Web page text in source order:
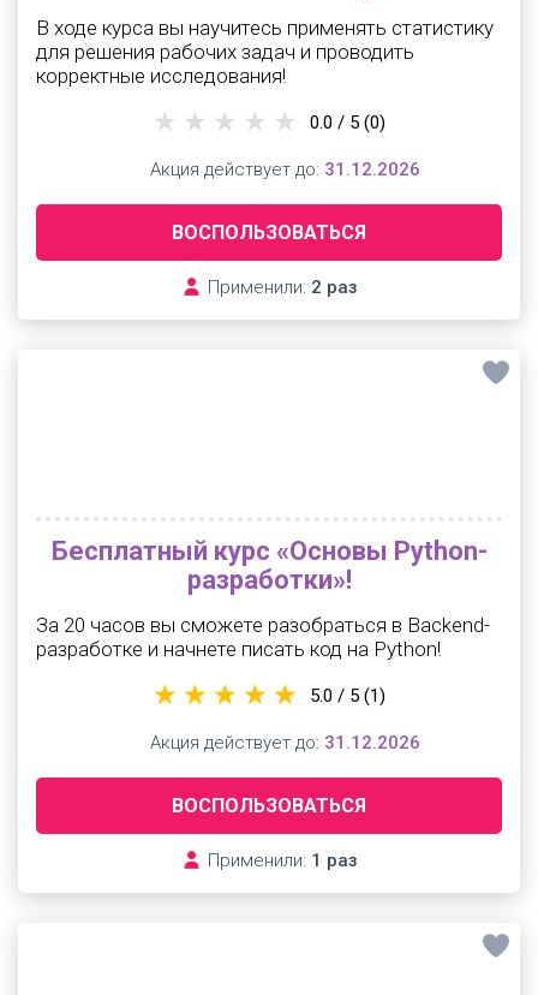
В ходе курса вы научитесь применять статистику
для решения рабочих задач и проводить
корректные исследования!
ВОСПОЛЬЗОВАТЬСЯ
Применили: 2 раз
0.0 / 5 (0)
Акция действует до: 31.12.2026
Бесплатный курс «Основы Python-
разработки»!
За 20 часов вы сможете разобраться в Backend-
разработке и начнете писать код на Python!
ВОСПОЛЬЗОВАТЬСЯ
Применили: 1 раз
5.0 / 5 (1)
Акция действует до: 31.12.2026